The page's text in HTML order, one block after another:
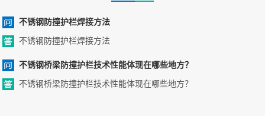
不锈钢防撞护栏焊接方法
不锈钢防撞护栏焊接方法
不锈钢桥梁防撞护栏技术性能体现在哪些地方？
不锈钢桥梁防撞护栏技术性能体现在哪些地方？